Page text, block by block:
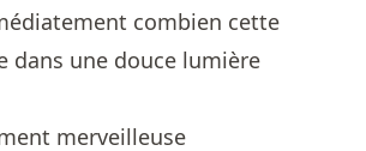
combien cette
dans une douce lumière